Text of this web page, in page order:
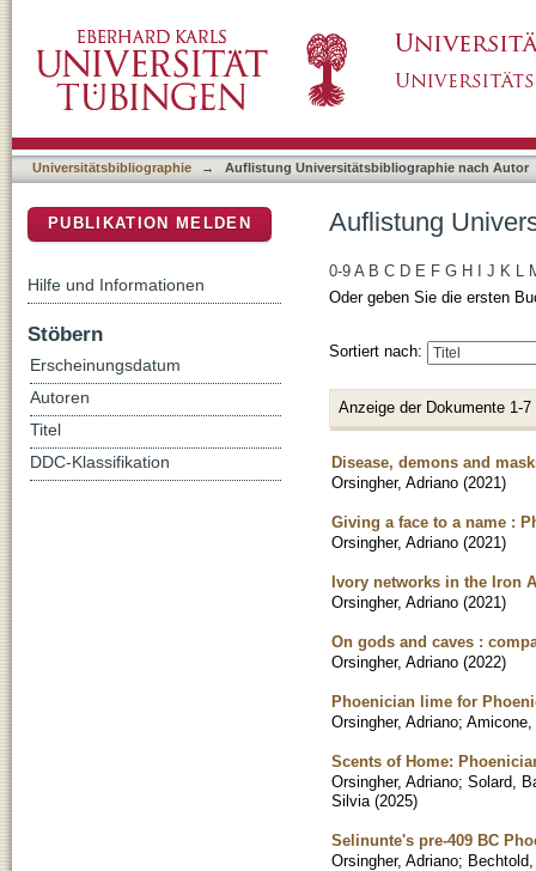
Universitätsbibliographie → Auflistung Universitätsbibliographie nach Autor
Auflistung
0-9 A B C D E F G H J K L
Oder geben Sie die ersten
Sortiert nach:
Anzeige der Dokumente 1-7
Disease, demons and
Orsingher, Adriano (2021)
Giving a face to a name :
Orsingher, Adriano (2021)
Ivory networks in the Iron
Orsingher, Adriano (2021)
On gods and caves :
Orsingher, Adriano (2022)
Phoenician lime for
Orsingher, Adriano;
Scents of Home:
Orsingher, Adriano; Solard,
Silvia (2025)
Selinunte's pre-409 BC
Orsingher, Adriano;
PUBLIKATION MELDEN
Hilfe und Informationen
Stöbern
Erscheinungsdatum
Autoren
Titel
DDC-Klassifikation